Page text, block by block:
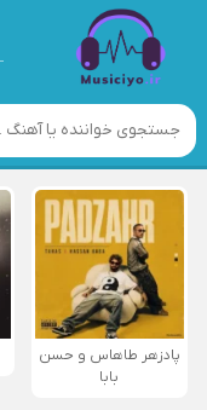
پادزهر طاهاس و حسن
بابا